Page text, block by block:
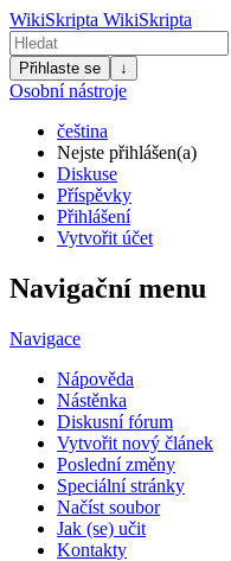
WikiSkripta WikiSkripta
Přihlaste se ↓
Osobní nástroje
čeština
Nejste přihlášen(a)
Diskuse
Příspěvky
Přihlášení
Vytvořit účet
Navigační menu
Navigace
Nápověda
Nástěnka
Diskusní fórum
Vytvořit nový článek
Poslední změny
Speciální stránky
Načíst soubor
Jak (se) učit
Kontakty